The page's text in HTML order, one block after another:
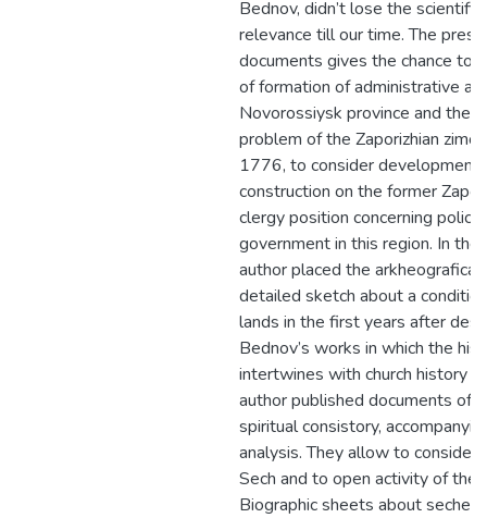
Bednov, didn’t lose the
relevance till our time. The
documents gives the chance to
of formation of administrative
Novorossiysk province and their
problem of the Zaporizhian
1776, to consider development
construction on the former
clergy position concerning
government in this region. In
author placed the arkheografical
detailed sketch about a
lands in the first years after
Bednov’s works in which the
intertwines with church history
author published documents of
spiritual consistory,
analysis. They allow to consider
Sech and to open activity of the
Biographic sheets about